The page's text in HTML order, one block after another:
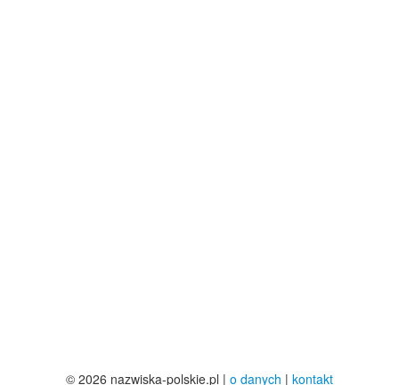
© 2026 nazwiska-polskie.pl | o danych | kontakt